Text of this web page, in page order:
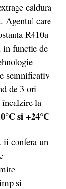
caldura
Agentul care
R410a
in functie de
semnificativ
de 3 ori
încalzire la
si +24°C
ii confera un
si